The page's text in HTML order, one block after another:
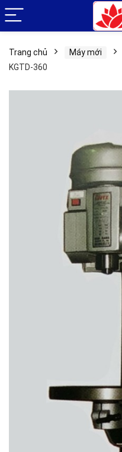
Trang chủ Máy mới
KGTD-360